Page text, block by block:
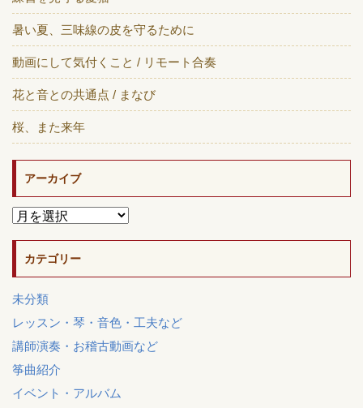
暑い夏、三味線の皮を守るために
動画にして気付くこと / リモート合奏
花と音との共通点 / まなび
桜、また来年
アーカイブ
カテゴリー
未分類
レッスン・琴・音色・工夫など
講師演奏・お稽古動画など
筝曲紹介
イベント・アルバム